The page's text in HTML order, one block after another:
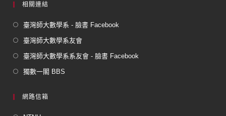
相關連結
臺灣師大數學系 - 臉書 Facebook
臺灣師大數學系友會
臺灣師大數學系系友會 - 臉書 Facebook
獨數一閣 BBS
網路信箱